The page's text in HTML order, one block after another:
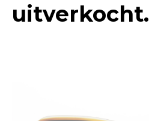
uitverkocht.